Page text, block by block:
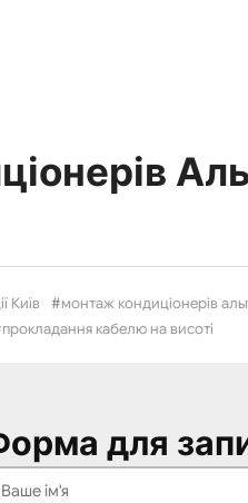
Київ монтаж кондиціонерів
прокладання кабелю на висоті
для